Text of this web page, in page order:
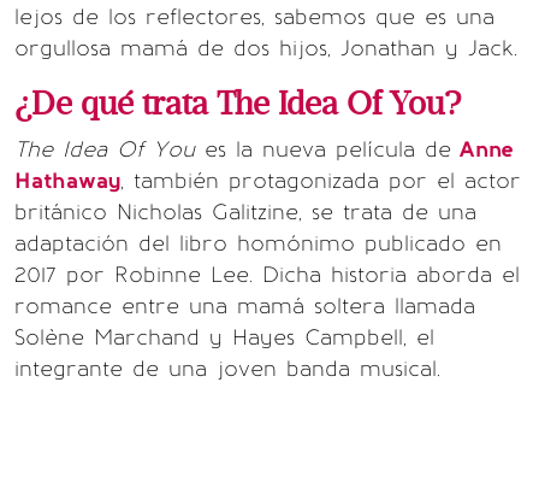
lejos de los reflectores, sabemos que es una
orgullosa mamá de dos hijos, Jonathan y Jack.
¿De qué trata The Idea Of You?
The Idea Of Youes la nueva película de Anne
Hathaway, también protagonizada por el actor
británico Nicholas Galitzine, se trata de una
adaptación del libro homónimo publicado en
2017 por Robinne Lee. Dicha historia aborda el
romance entre una mamá soltera llamada
Solène Marchand y Hayes Campbell, el
integrante de una joven banda musical.